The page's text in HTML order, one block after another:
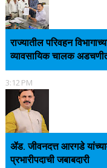
राज्यातील परिवहन
व्यावसायिक चालक
3:12 PM
ॲड. जीवनदत्त आरगडे
प्रभारीपदाची जबाबदारी